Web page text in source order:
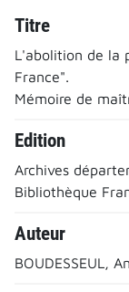
Titre
L'abolition de la
France".
Mémoire de
Edition
Archives
Bibliothèque
Auteur
BOUDESSEUL,